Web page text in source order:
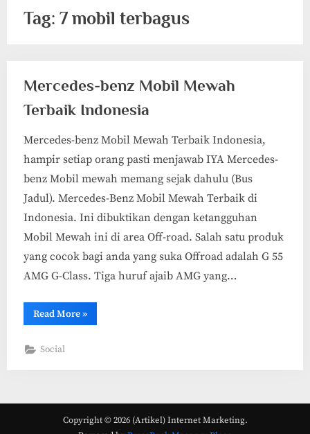
Tag: 7 mobil terbagus
Mercedes-benz Mobil Mewah
Terbaik Indonesia
Mercedes-benz Mobil Mewah Terbaik Indonesia,
hampir setiap orang pasti menjawab IYA Mercedes-
benz Mobil mewah memang sejak dahulu (Bus
Jadul). Mercedes-Benz Mobil Mewah Terbaik di
Indonesia. Ini dibuktikan dengan ketangguhan
Mobil Mewah ini di area Off-road. Salah satu produk
yang cocok bagi anda yang suka Offroad adalah G 55
AMG G-Class. Tiga huruf ajaib AMG yang…
Read More“Mercedes-
benz
»
Social
Copyright © 2026 (Artikel) Internet Marketing.